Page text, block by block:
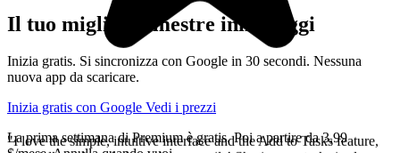
Il tuo miglior semestre inizia oggi
Inizia gratis. Si sincronizza con Google in 30 secondi. Nessuna
nuova app da scaricare.
Inizia gratis con Google Vedi i prezzi
La prima settimana di Premium è gratis. Poi a partire da 3,99